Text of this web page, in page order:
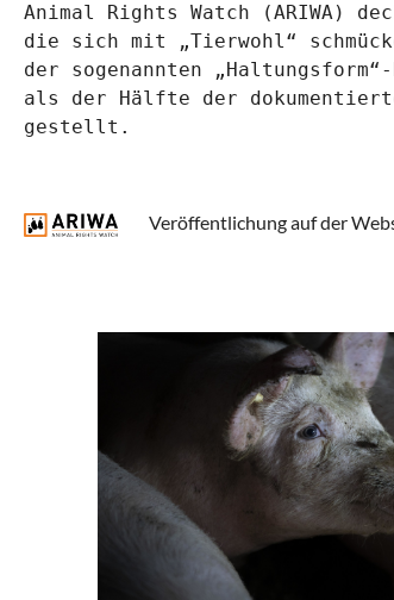
Animal Rights Watch (ARIWA)
die sich mit „Tierwohl“
der sogenannten
als der Hälfte der
gestellt.
Veröffentlichung auf der